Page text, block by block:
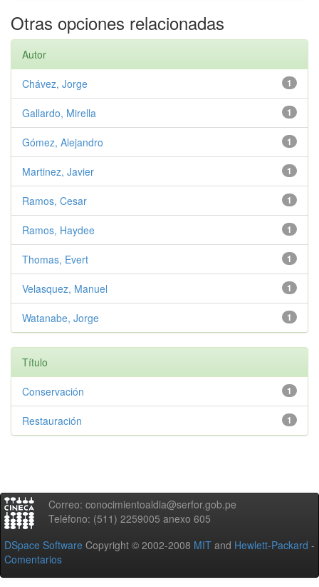
Otras opciones relacionadas
Autor
1
Chávez, Jorge
1
Gallardo, Mirella
1
Gómez, Alejandro
1
Martinez, Javier
1
Ramos, Cesar
1
Ramos, Haydee
1
Thomas, Evert
1
Velasquez, Manuel
1
Watanabe, Jorge
Título
1
Conservación
1
Restauración
Correo: conocimientoaldia@serfor.gob.pe
Teléfono: (511) 2259005 anexo 605
DSpace Software Copyright © 2002-2008 MIT and Hewlett-Packard -
Comentarios